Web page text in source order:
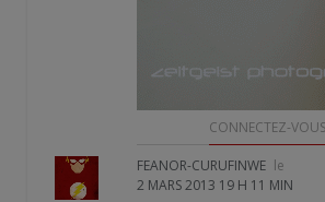
CONNECTEZ-
FEANOR-CURUFINWE le
2 MARS 2013 19 H 11 MIN